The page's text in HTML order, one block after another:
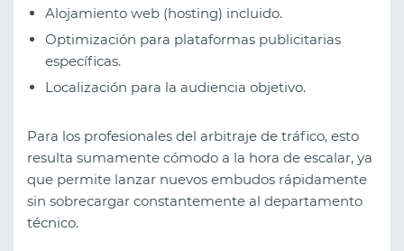
Alojamiento web (hosting) incluido.
Optimización para plataformas publicitarias
específicas.
Localización para la audiencia objetivo.
Para los profesionales del arbitraje de tráfico, esto
resulta sumamente cómodo a la hora de escalar, ya
que permite lanzar nuevos embudos rápidamente
sin sobrecargar constantemente al departamento
técnico.